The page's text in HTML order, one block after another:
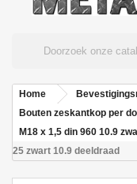
Home
Bouten zeskantkop per
M18 x 1,5 din 960 10.9
25 zwart 10.9 deeldraad